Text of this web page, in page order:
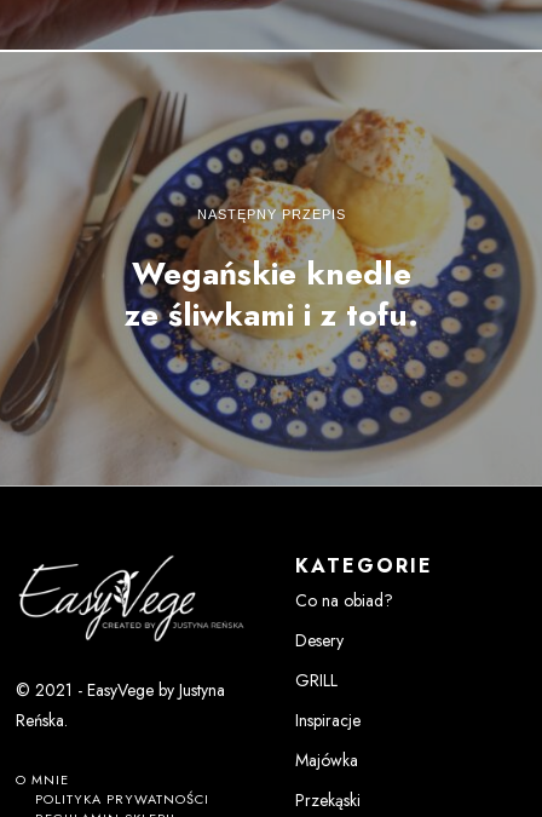
NASTĘPNY PRZEPIS
Wegańskie knedle
ze śliwkami i z tofu.
© 2021 - EasyVege by Justyna
Reńska.
O MNIE
POLITYKA PRYWATNOŚCI
KATEGORIE
Co na obiad?
Desery
GRILL
Inspiracje
Majówka
Przekąski